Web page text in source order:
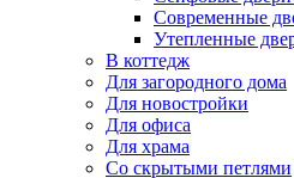
Современные
Утепленные
В коттедж
Для загородного дома
Для новостройки
Для офиса
Для храма
Со скрытыми петлями